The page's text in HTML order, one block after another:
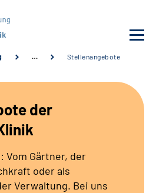
… Stellenangebote
der
Gärtner, der
oder als
Verwaltung. Bei uns